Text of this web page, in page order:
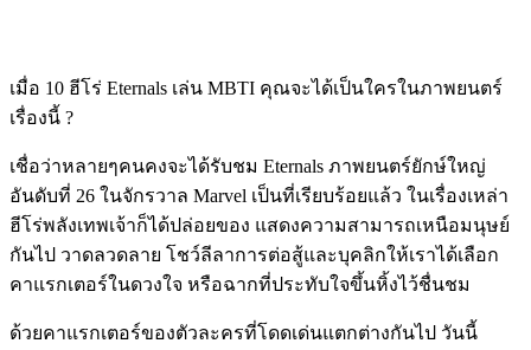
เมื่อ 10 ฮีโร่ Eternals เล่น MBTI คุณจะได้เป็นใครในภาพยนตร์
เรื่องนี้ ?
เชื่อว่าหลายๆคนคงจะได้รับชม Eternals ภาพยนตร์ยักษ์ใหญ่
อันดับที่ 26 ในจักรวาล Marvel เป็นที่เรียบร้อยแล้ว ในเรื่องเหล่า
ฮีโร่พลังเทพเจ้าก็ได้ปล่อยของ แสดงความสามารถเหนือมนุษย์
กันไป วาดลวดลาย โชว์ลีลาการต่อสู้และบุคลิกให้เราได้เลือก
คาแรกเตอร์ในดวงใจ หรือฉากที่ประทับใจขึ้นหิ้งไว้ชื่นชม
ด้วยคาแรกเตอร์ของตัวละครที่โดดเด่นแตกต่างกันไป วันนี้